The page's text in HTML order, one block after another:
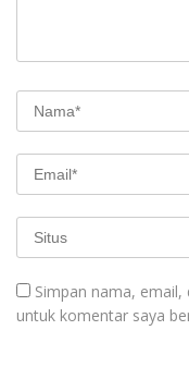
Simpan nama,
untuk komentar saya